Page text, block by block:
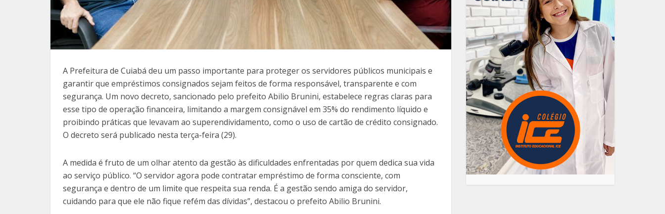
A Prefeitura de Cuiabá deu um passo importante para proteger os servidores públicos municipais e
garantir que empréstimos consignados sejam feitos de forma responsável, transparente e com
segurança. Um novo decreto, sancionado pelo prefeito Abilio Brunini, estabelece regras claras para
esse tipo de operação financeira, limitando a margem consignável em 35% do rendimento líquido e
proibindo práticas que levavam ao superendividamento, como o uso de cartão de crédito consignado.
O decreto será publicado nesta terça-feira (29).
A medida é fruto de um olhar atento da gestão às dificuldades enfrentadas por quem dedica sua vida
ao serviço público. “O servidor agora pode contratar empréstimo de forma consciente, com
segurança e dentro de um limite que respeita sua renda. É a gestão sendo amiga do servidor,
cuidando para que ele não fique refém das dívidas”, destacou o prefeito Abilio Brunini.